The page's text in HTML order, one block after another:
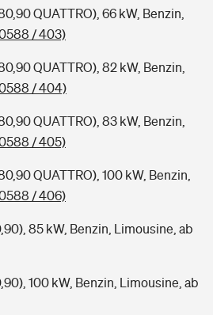
QUATTRO), 66 kW, Benzin,
/ 403)
QUATTRO), 82 kW, Benzin,
/ 404)
QUATTRO), 83 kW, Benzin,
/ 405)
QUATTRO), 100 kW, Benzin,
/ 406)
85 kW, Benzin, Limousine, ab
100 kW, Benzin, Limousine, ab